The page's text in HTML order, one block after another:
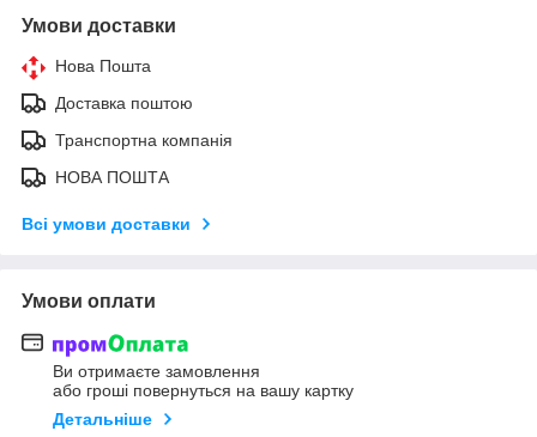
Умови доставки
Нова Пошта
Доставка поштою
Транспортна компанія
НОВА ПОШТА
Всі умови доставки
Умови оплати
Ви отримаєте замовлення
або гроші повернуться на вашу картку
Детальніше